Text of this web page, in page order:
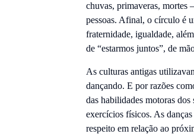
chuvas, primaveras, mortes
pessoas. Afinal, o círculo é
fraternidade, igualdade,
de “estarmos juntos”, de
As culturas antigas
dançando. E por razões
das habilidades motoras
exercícios físicos. As
respeito em relação ao